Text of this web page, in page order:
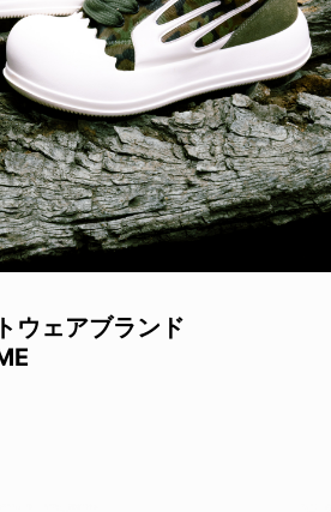
ウェアブランド